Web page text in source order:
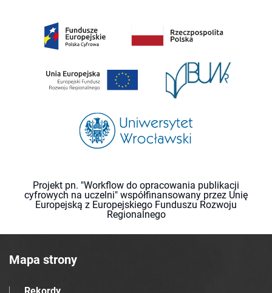
Projekt pn. "Workflow do opracowania publikacji
cyfrowych na uczelni" współfinansowany przez Unię
Europejską z Europejskiego Funduszu Rozwoju
Regionalnego
Mapa strony
Rekordy